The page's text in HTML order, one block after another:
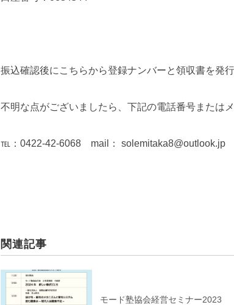
振込確認後にこちらから登録ナンバーと領収書を発行
不明な点がございましたら、下記の電話番号または
℡：0422-42-6068 mail： solemitaka8@outlook.jp
関連記事
モード塾協会経営セミナー2023